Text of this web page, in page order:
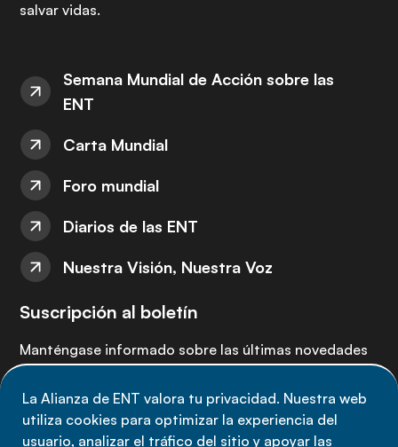
La Alianza de ENT valora tu privacidad. Nuestra web
utiliza cookies para optimizar la experiencia del
usuario, analizar el tráfico del sitio y apoyar las
salvar vidas.
Semana Mundial de Acción sobre las
ENT
Carta Mundial
Foro mundial
Diarios de las ENT
Nuestra Visión, Nuestra Voz
Suscripción al boletín
Manténgase informado sobre las últimas novedades
Suscríbete ahora